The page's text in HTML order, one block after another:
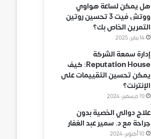
هل يمكن لساعة هواوي
ووتش فيت 3 تحسين روتين
التمرين الخاص بك؟
14 يناير، 2025
إدارة سمعة الشركة
Reputation House: كيف
يمكن تحسين التقييمات على
الإنترنت؟
19 ديسمبر، 2024
علاج دوالي الخصية بدون
جراحة مع د. سمير عبد الغفار
10 أكتوبر، 2024